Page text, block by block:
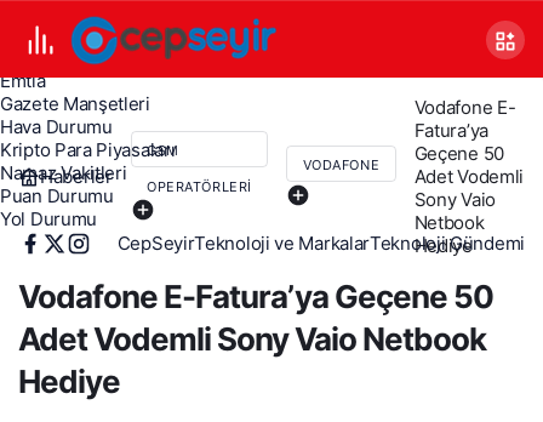
Covid 19
Döviz Kurları
Emtia
Gazete Manşetleri
Hava Durumu
Kripto Para Piyasaları
Namaz Vakitleri
Puan Durumu
Yol Durumu
CepSeyirTeknoloji ve MarkalarTeknoloji Gündemi
Haberler
GSM
OPERATÖRLERI
VODAFONE
Vodafone E-
Fatura’ya
Geçene 50
Adet Vodemli
Sony Vaio
Netbook
Hediye
Vodafone E-Fatura’ya Geçene 50
Adet Vodemli Sony Vaio Netbook
Hediye